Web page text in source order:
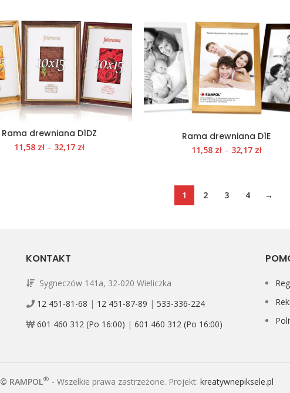
Rama drewniana D1DZ
11,58 zł – 32,17 zł
Rama drewniana D1E
11,58 zł – 32,17 zł
1 2 3 4 →
KONTAKT
Sygneczów 141a, 32-020 Wieliczka
12 451-81-68 | 12 451-87-89 |533-336-224
601 460 312 (Po 16:00) |601 460 312 (Po 16:00)
© RAMPOL® - Wszelkie prawa zastrzeżone. Projekt: kreatywnepiksele.pl